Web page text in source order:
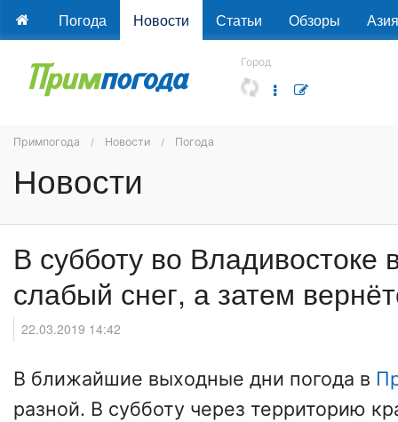
Погода Новости Статьи Обзоры Азия
Город
Примпогода Новости Погода
Новости
В субботу во Владивостоке
слабый снег, а затем
22.03.2019 14:42
В ближайшие выходные дни погода в
разной. В субботу через территорию